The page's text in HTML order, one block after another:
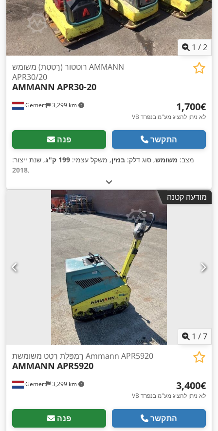
1 /2
Gemert 3,299 km
רוטטור (רַטֶּטֶת) משומש AMMANN
APR30/20
AMMANN APR30-20
‏1,700 ‏€
VB לא ניתן להציג מע"מ בנפרד
פנה התקשר
מצב: משומש, סוג דלק: בנזין, משקל עצמי: 199 ק"ג
, שנת ייצור:
2018,
מודעה קטנה
1 /7
Gemert 3,299 km
רַמְפֶּלֶת רֶטֶט משומשת Ammann APR5920
AMMANN APR5920
‏3,400 ‏€
VB לא ניתן להציג מע"מ בנפרד
פנה התקשר